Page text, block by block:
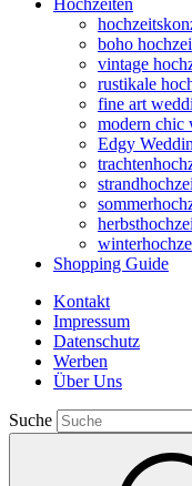
Hochzeiten
boho
vintage
rustikale
fine art
modern chic
Edgy
Shopping Guide
Kontakt
Impressum
Datenschutz
Werben
Über Uns
Suche